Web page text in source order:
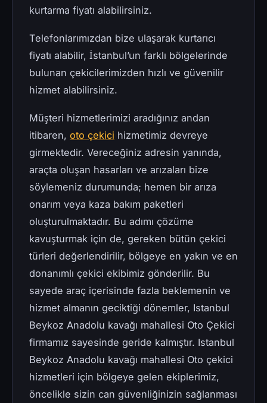
kurtarma fiyatı alabilirsiniz.
Telefonlarımızdan bize ulaşarak kurtarıcı
fiyatı alabilir, İstanbul’un farklı bölgelerinde
bulunan çekicilerimizden hızlı ve güvenilir
hizmet alabilirsiniz.
Müşteri hizmetlerimizi aradığınız andan
itibaren, oto çekici hizmetimiz devreye
girmektedir. Vereceğiniz adresin yanında,
araçta oluşan hasarları ve arızaları bize
söylemeniz durumunda; hemen bir arıza
onarım veya kaza bakım paketleri
oluşturulmaktadır. Bu adımı çözüme
kavuşturmak için de, gereken bütün çekici
türleri değerlendirilir, bölgeye en yakın ve en
donanımlı çekici ekibimiz gönderilir. Bu
sayede araç içerisinde fazla beklemenin ve
hizmet almanın geciktiği dönemler, Istanbul
Beykoz Anadolu kavağı mahallesi Oto Çekici
firmamız sayesinde geride kalmıştır. Istanbul
Beykoz Anadolu kavağı mahallesi Oto çekici
hizmetleri için bölgeye gelen ekiplerimiz,
öncelikle sizin can güvenliğinizin sağlanması